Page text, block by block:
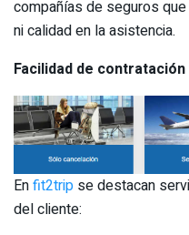
compañías de seguros
ni calidad en la asistencia.
Facilidad de
Enfit2trip se destacan
del cliente: